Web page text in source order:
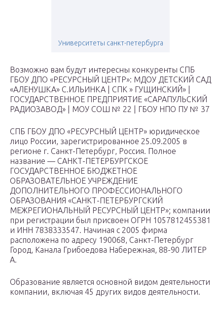
Университеты санкт-петербурга
Возможно вам будут интересны конкуренты СПБ
ГБОУ ДПО «РЕСУРСНЫЙ ЦЕНТР»: МДОУ ДЕТСКИЙ САД
«АЛЕНУШКА» С.ИЛЬИНКА | СПК » ГУЩИНСКИЙ» |
ГОСУДАРСТВЕННОЕ ПРЕДПРИЯТИЕ «САРАПУЛЬСКИЙ
РАДИОЗАВОД» | МОУ СОШ № 22 | ГБОУ НПО ПУ № 37
СПБ ГБОУ ДПО «РЕСУРСНЫЙ ЦЕНТР» юридическое
лицо России, зарегистрированное 25.09.2005 в
регионе г. Санкт-Петербург, Россия. Полное
название — САНКТ-ПЕТЕРБУРГСКОЕ
ГОСУДАРСТВЕННОЕ БЮДЖЕТНОЕ
ОБРАЗОВАТЕЛЬНОЕ УЧРЕЖДЕНИЕ
ДОПОЛНИТЕЛЬНОГО ПРОФЕССИОНАЛЬНОГО
ОБРАЗОВАНИЯ «САНКТ-ПЕТЕРБУРГСКИЙ
МЕЖРЕГИОНАЛЬНЫЙ РЕСУРСНЫЙ ЦЕНТР»; компании
при регистрации был присвоен ОГРН 1057812455381
и ИНН 7838333547. Начиная с 2005 фирма
расположена по адресу 190068, Санкт-Петербург
Город, Канала Грибоедова Набережная, 88-90 ЛИТЕР
А.
Образование является основной видом деятельности
компании, включая 45 других видов деятельности.